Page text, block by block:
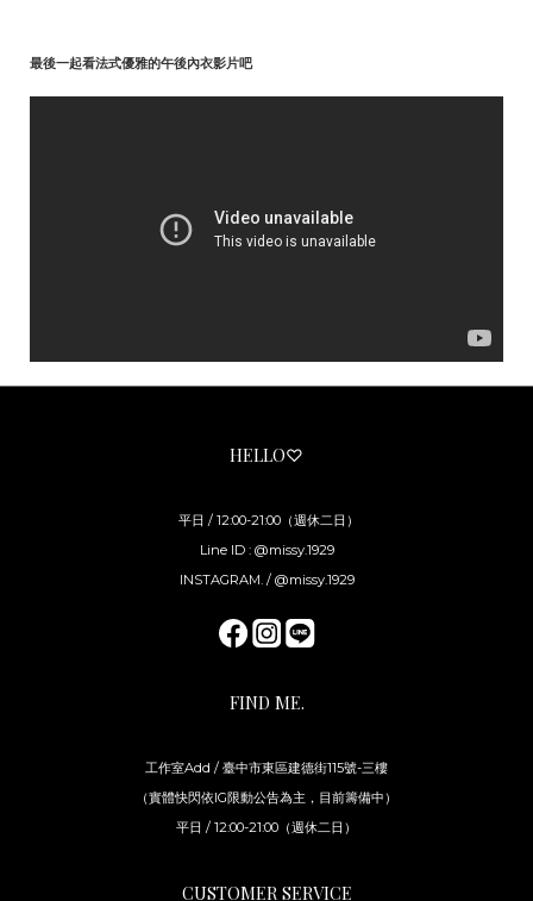
最後一起看法式優雅的午後內衣影片吧
HELLO♡
平日 / 12:00-21:00（週休二日）
Line ID : @missy.1929
INSTAGRAM. / @missy.1929
FIND ME.
工作室Add / 臺中市東區建德街115號-三樓
（實體快閃依IG限動公告為主，目前籌備中）
平日 / 12:00-21:00（週休二日）
CUSTOMER SERVICE